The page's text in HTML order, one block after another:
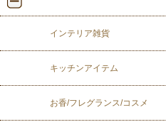
インテリア雑貨
キッチンアイテム
お香/フレグランス/コスメ